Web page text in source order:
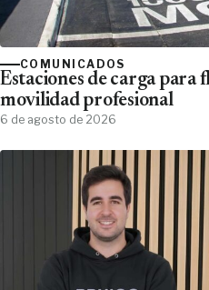
COMUNICADOS
Estaciones de carga para
movilidad profesional
6 de agosto de 2026